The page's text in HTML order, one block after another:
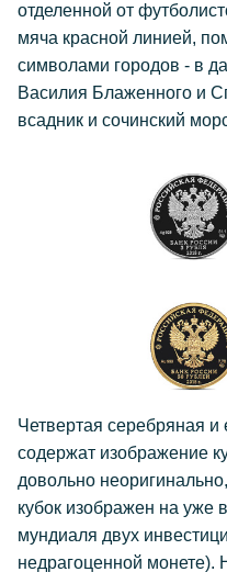
отделенной от
мяча красной линией,
символами городов - в
Василия Блаженного и
всадник и сочинский
Четвертая серебряная
содержат изображение
довольно
кубок изображен на
мундиаля двух
недрагоценной